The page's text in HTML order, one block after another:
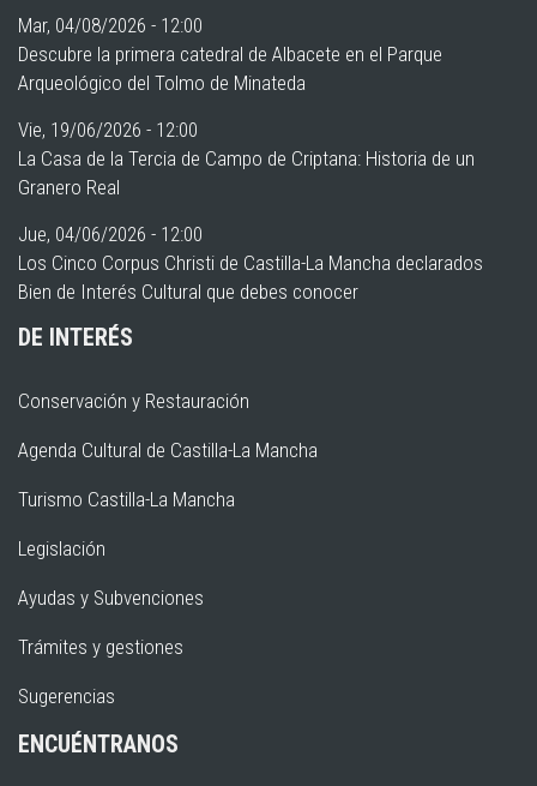
Mar, 04/08/2026 - 12:00
Descubre la primera catedral de Albacete en el Parque
Arqueológico del Tolmo de Minateda
Vie, 19/06/2026 - 12:00
La Casa de la Tercia de Campo de Criptana: Historia de un
Granero Real
Jue, 04/06/2026 - 12:00
Los Cinco Corpus Christi de Castilla-La Mancha declarados
Bien de Interés Cultural que debes conocer
DE INTERÉS
Conservación y Restauración
Agenda Cultural de Castilla-La Mancha
Turismo Castilla-La Mancha
Legislación
Ayudas y Subvenciones
Trámites y gestiones
Sugerencias
ENCUÉNTRANOS